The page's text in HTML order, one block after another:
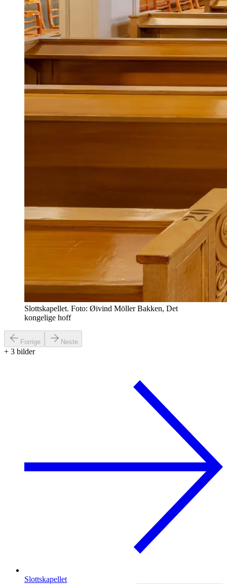
Slottskapellet. Foto: Øivind Möller Bakken, Det
kongelige hoff
Forrige Neste
+ 3 bilder
Slottskapellet